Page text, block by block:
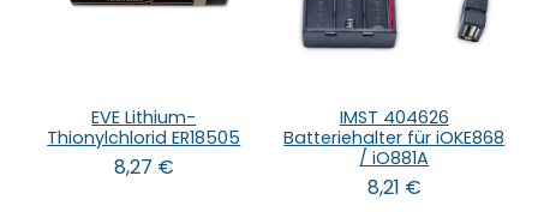
EVE Lithium-
Thionylchlorid ER18505
8,27 €
IMST 404626
Batteriehalter für iOKE868
/ iO881A
8,21 €